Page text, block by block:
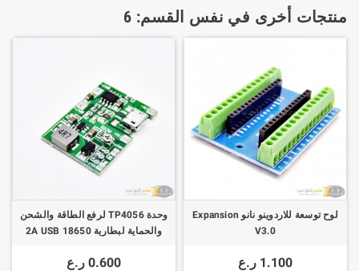
منتجات أخرى في نفس القسم: 6
لوح توسعة للاردوينو نانو Expansion
V3.0
1.100 ر.ع
وحدة TP4056 لرفع الطاقة والشحن
والحماية لبطارية 2A USB 18650
0.600 ر.ع